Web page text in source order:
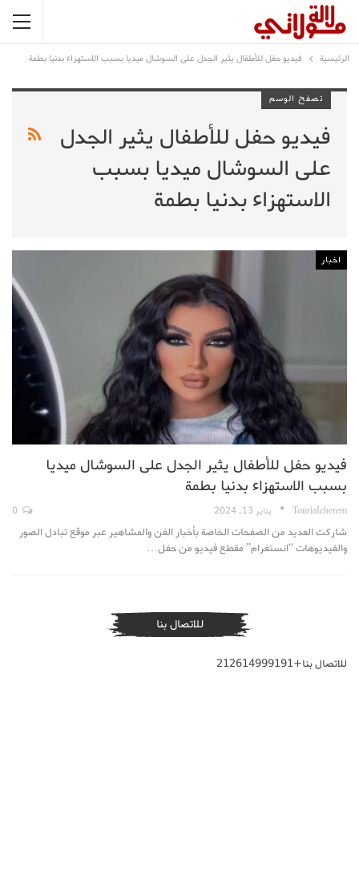
الرئيسية فيديو حفل للأطفال يثير الجدل على السوشال ميديا بسبب الاستهزاء بدنيا بطمة
تصفح الوسم
فيديو حفل للأطفال يثير الجدل
على السوشال ميديا بسبب
الاستهزاء بدنيا بطمة
اخبار
فيديو حفل للأطفال يثير الجدل على السوشال ميديا
بسبب الاستهزاء بدنيا بطمة
TouriaIcherem يناير 13, 2024
شاركت العديد من الصفحات الخاصة بأخبار الفن والمشاهير عبر موقع تبادل الصور
والفيديوهات “انستغرام” مقطع فيديو من حفل…
للاتصال بنا
للاتصال بنا+212614999191